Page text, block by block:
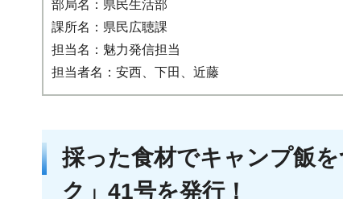
部局名：県民生活部
課所名：県民広聴課
担当名：魅力発信担当
担当者名：安西、下田、近藤
採った食材でキャンプ飯
ク」41号を発行！